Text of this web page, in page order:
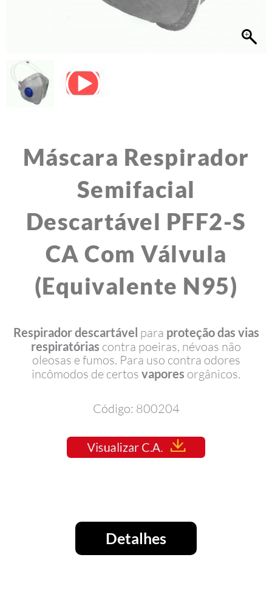
Máscara Respirador
Semifacial
Descartável PFF2-S
CA Com Válvula
(Equivalente N95)
Respirador descartável para proteção das vias
respiratórias contra poeiras, névoas não
oleosas e fumos. Para uso contra odores
incômodos de certos vapores orgânicos.
Código: 800204
Detalhes